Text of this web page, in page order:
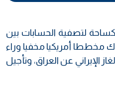
لتصفية الحسابات بين
مخططا أمريكيا مخفيا وراء
الإيراني عن العراق، وتأجيل